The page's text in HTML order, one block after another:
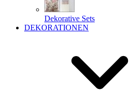
Dekorative Sets
DEKORATIONEN